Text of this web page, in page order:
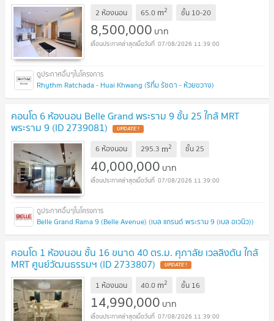
2 ห้องนอน 65.0 m2 ชั้น 10-20
8,500,000 บาท
07/08/2026 11:39:00
Rhythm Ratchada - Huai Khwang (ริทึ่ม รัชดา - ห้วยขวาง)
คอนโด 6 ห้องนอน Belle Grand พระราม 9 ชั้น 25 ใกล้ MRT
พระราม 9 (ID 2739081) UPDATE !
6 ห้องนอน 295.3 m2 ชั้น25
40,000,000 บาท
07/08/2026 11:39:00
Belle Grand Rama 9 (Belle Avenue) (เบล แกรนด์ พระราม 9 (เบล อเวนิว))
คอนโด 1 ห้องนอน ชั้น 16 ขนาด 40 ตร.ม. ศุภาลัย เวลลิงตัน ใกล้
MRT ศูนย์วัฒนธรรมฯ (ID 2733807) UPDATE !
1 ห้องนอน 40.0 m2 ชั้น 16
14,990,000 บาท
07/08/2026 11:39:00